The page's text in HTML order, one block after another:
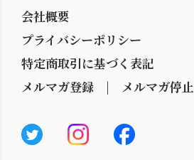
会社概要
プライバシーポリシー
特定商取引に基づく表記
メルマガ登録 | メルマガ停止